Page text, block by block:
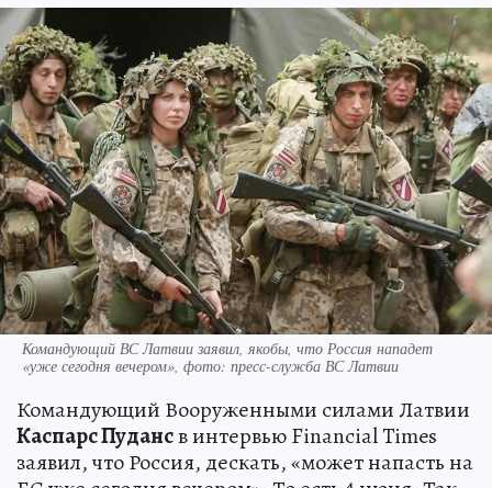
Командующий ВС Латвии заявил, якобы, что Россия нападет
«уже сегодня вечером», фото: пресс-служба ВС Латвии
Командующий Вооруженными силами Латвии
Каспарс Пудансв интервью Financial Times
заявил, что Россия, дескать, «может напасть на